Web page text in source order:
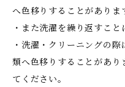
へ色移りすることがありま
・また洗濯を繰り返すこと
・洗濯・クリーニングの
類へ色移りすることがあり
てください。